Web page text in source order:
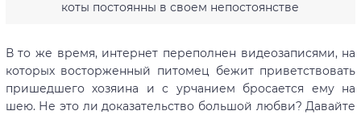
коты постоянны в своем непостоянстве
В то же время, интернет переполнен видеозаписями, на
которых восторженный питомец бежит приветствовать
пришедшего хозяина и с урчанием бросается ему на
шею. Не это ли доказательство большой любви? Давайте